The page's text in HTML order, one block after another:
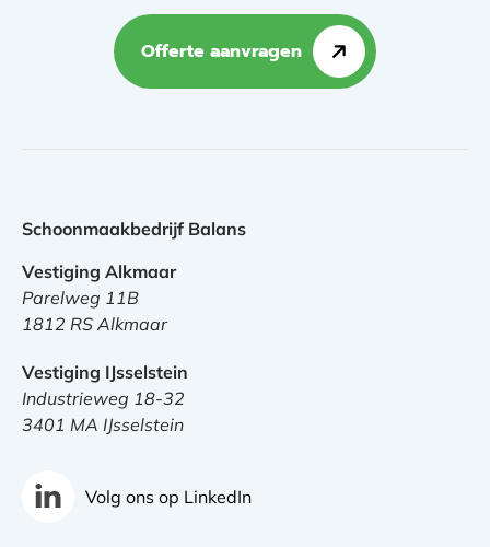
Offerte aanvragen
Schoonmaakbedrijf Balans
Vestiging Alkmaar
Parelweg 11B
1812 RS Alkmaar
Vestiging IJsselstein
Industrieweg 18-32
3401 MA IJsselstein
Volg ons op LinkedIn